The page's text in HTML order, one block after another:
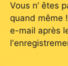
Vous n’ êtes
quand même
e-mail après